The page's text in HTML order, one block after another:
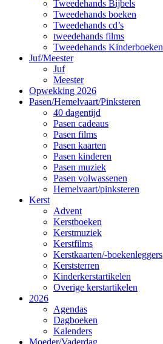
Tweedehands Bijbels
Tweedehands boeken
Tweedehands cd’s
tweedehands films
Tweedehands Kinderboeken
Juf/Meester
Juf
Meester
Opwekking 2026
Pasen/Hemelvaart/Pinksteren
40 dagentijd
Pasen cadeaus
Pasen films
Pasen kaarten
Pasen kinderen
Pasen muziek
Pasen volwassenen
Hemelvaart/pinksteren
Kerst
Advent
Kerstboeken
Kerstmuziek
Kerstfilms
Kerstkaarten/-boekenleggers
Kerststerren
Kinderkerstartikelen
Overige kerstartikelen
2026
Agendas
Dagboeken
Kalenders
Moeder/Vaderdag